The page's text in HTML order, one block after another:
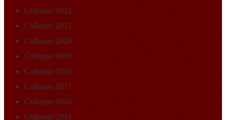
Colloque 2022
Colloque 2021
Colloque 2020
Colloque 2019
Colloque 2018
Colloque 2017
Colloque 2016
Colloque 2015